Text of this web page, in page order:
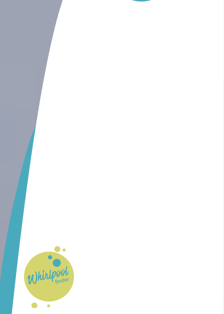
Whirl Pool
finden